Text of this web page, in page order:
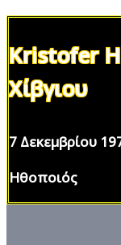
Kristofer
Χίβγιου
7 Δεκεμβρίου
Ηθοποιός